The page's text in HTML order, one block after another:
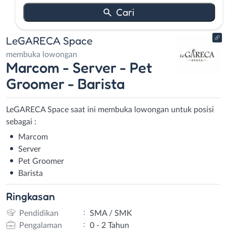
LeGARECA Space
membuka lowongan
Marcom - Server - Pet
Groomer - Barista
LeGARECA Space saat ini membuka lowongan untuk posisi
sebagai :
Marcom
Server
Pet Groomer
Barista
Ringkasan
Pendidikan :
SMA / SMK
Pengalaman
:
0 - 2 Tahun